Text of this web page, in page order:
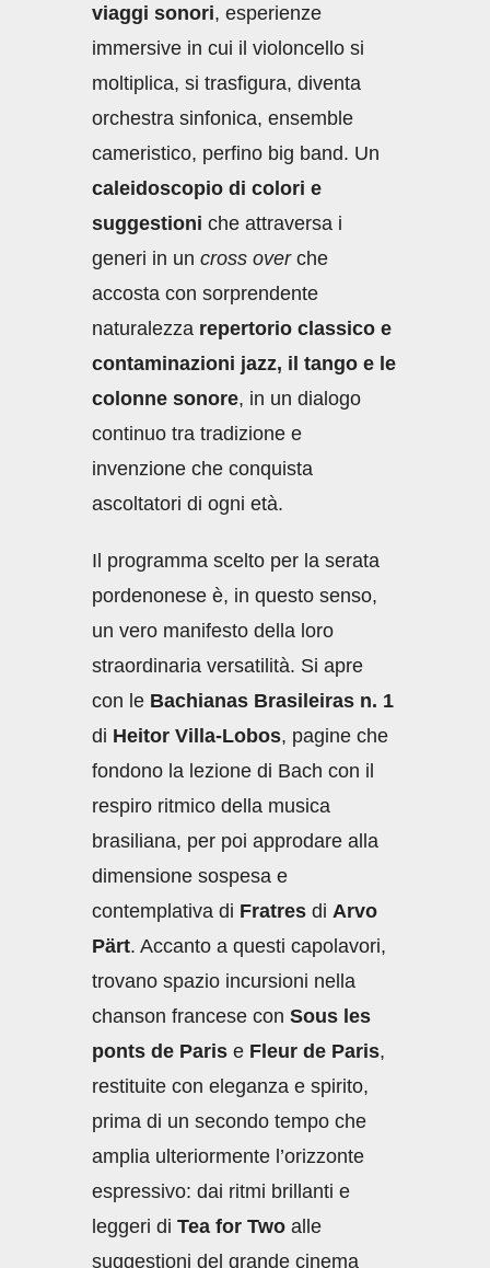
viaggi sonori, esperienze
immersive in cui il violoncello si
moltiplica, si trasfigura, diventa
orchestra sinfonica, ensemble
cameristico, perfino big band. Un
caleidoscopio di colori e
suggestioni che attraversa i
generi in un cross overche
accosta con sorprendente
naturalezza repertorio classico e
contaminazioni jazz, il tango e le
colonne sonore, in un dialogo
continuo tra tradizione e
invenzione che conquista
ascoltatori di ogni età.
Il programma scelto per la serata
pordenonese è, in questo senso,
un vero manifesto della loro
straordinaria versatilità. Si apre
con le Bachianas Brasileiras n. 1
di Heitor Villa-Lobos, pagine che
fondono la lezione di Bach con il
respiro ritmico della musica
brasiliana, per poi approdare alla
dimensione sospesa e
contemplativa di Fratres di Arvo
Pärt. Accanto a questi capolavori,
trovano spazio incursioni nella
chanson francese con Sous les
ponts de Paris e Fleur de Paris,
restituite con eleganza e spirito,
prima di un secondo tempo che
amplia ulteriormente l’orizzonte
espressivo: dai ritmi brillanti e
leggeri di Tea for Two alle
suggestioni del grande cinema